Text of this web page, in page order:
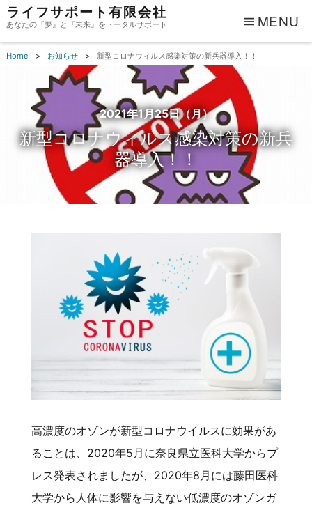
ライフサポート有限会社
あなたの『夢』と『未来』をトータルサポート MENU
Home お知らせ 新型コロナウィルス感染対策の新兵器導入！！
2021年1月25日（月）
新型コロナウィルス感染対策の新兵
器導入！！
高濃度のオゾンが新型コロナウイルスに効果があ
ることは、2020年5月に奈良県立医科大学からプ
レス発表されましたが、2020年8月には藤田医科
大学から人体に影響を与えない低濃度のオゾンガ